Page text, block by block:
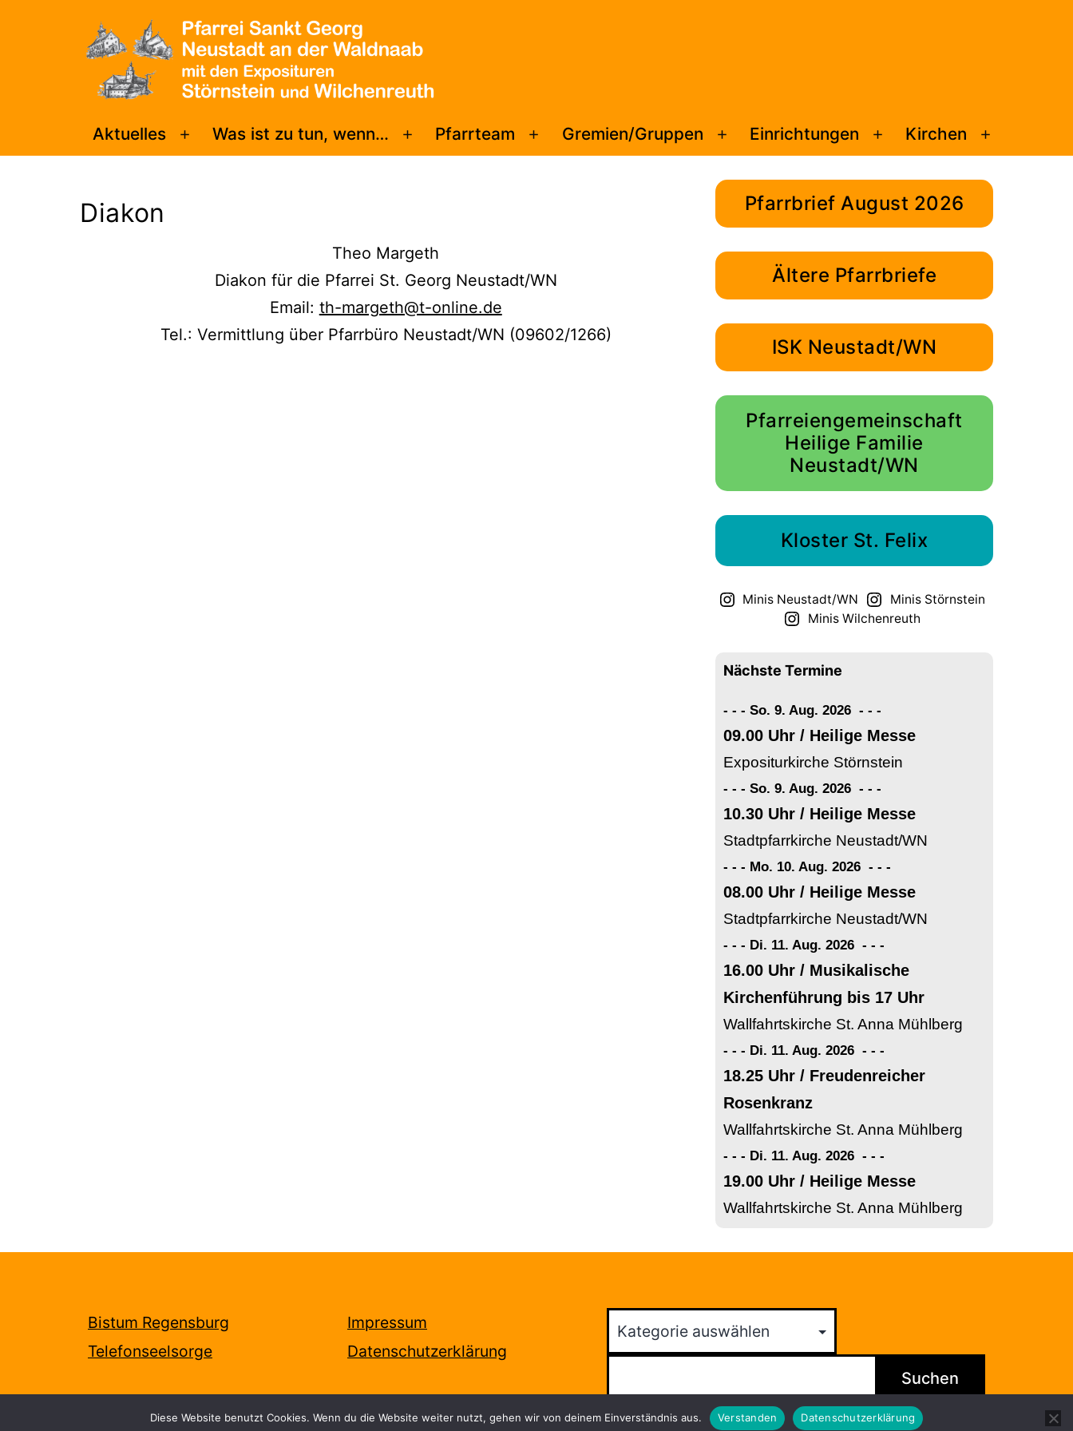
Pfarrei
Sankt
Neustadt/WN
Aktuelles
Menü
Was ist zu tun, wenn…
Menü
Pfarrteam
Menü
Gremien/Gruppen
Menü
Einrichtungen
Menü
Kirchen
Menü
Diakon
Theo Margeth
Diakon für die Pfarrei St. Georg Neustadt/WN
Email: th-margeth@t-online.de
Tel.: Vermittlung über Pfarrbüro Neustadt/WN (09602/1266)
Pfarrbrief August 2026
Ältere Pfarrbriefe
ISK Neustadt/WN
Pfarreiengemeinschaft
Heilige Familie
Neustadt/WN
Kloster St. Felix
Minis Neustadt/WN
Minis Störnstein
Minis Wilchenreuth
Nächste Termine
- - - So. 9. Aug. 2026 - --
09.00 Uhr / Heilige Messe
Expositurkirche Störnstein
- - - So. 9. Aug. 2026 - --
10.30 Uhr / Heilige Messe
Stadtpfarrkirche Neustadt/WN
- - - Mo. 10. Aug. 2026 - --
08.00 Uhr / Heilige Messe
Stadtpfarrkirche Neustadt/WN
- - - Di. 11. Aug. 2026 - --
16.00 Uhr / Musikalische
Kirchenführung bis 17 Uhr
Wallfahrtskirche St. Anna Mühlberg
- - - Di. 11. Aug. 2026 - --
18.25 Uhr / Freudenreicher
Rosenkranz
Wallfahrtskirche St. Anna Mühlberg
- - - Di. 11. Aug. 2026 - --
19.00 Uhr / Heilige Messe
Wallfahrtskirche St. Anna Mühlberg
Bistum Regensburg
Telefonseelsorge
Impressum
Datenschutzerklärung
Suchen
Diese Website benutzt Cookies. Wenn du die Website weiter nutzt, gehen wir von deinem Einverständnis aus. Verstanden Datenschutzerklärung